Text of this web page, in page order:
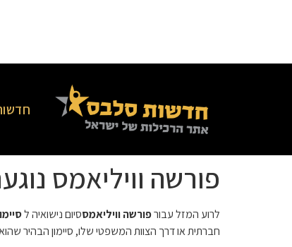
פורשה וויליאמס
לרוע המזל עבורפורשה וויליאמססיום נישואיה ל
חברתית או דרך הצוות המשפטי שלו, סיימון הבהיר